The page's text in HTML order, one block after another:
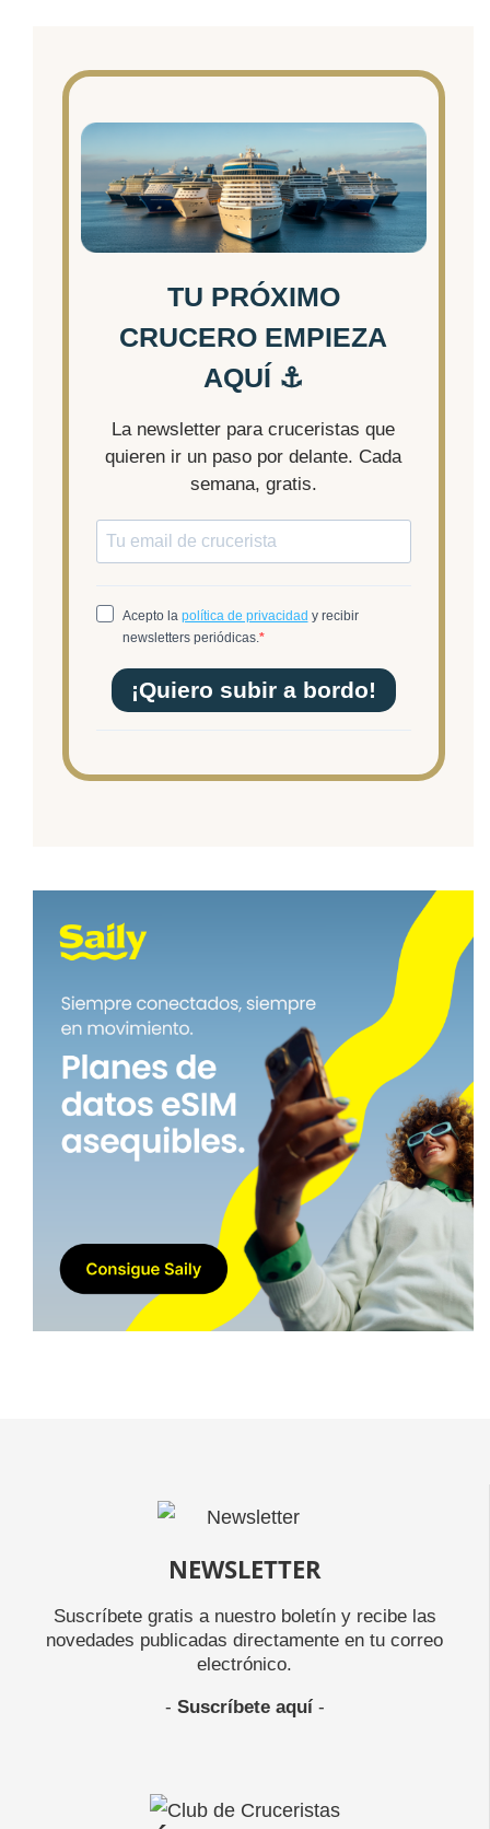
NEWSLETTER
Suscríbete gratis a nuestro boletín y recibe las
novedades publicadas directamente en tu correo
electrónico.
- Suscríbete aquí-